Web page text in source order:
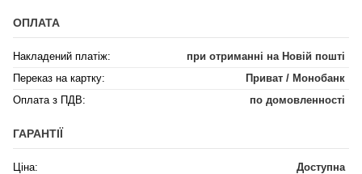
ОПЛАТА
Накладений платіж:
при отриманні на Новій пошті
Переказ на картку:
Приват / Монобанк
Оплата з ПДВ:
по домовленності
ГАРАНТІЇ
Ціна:
Доступна